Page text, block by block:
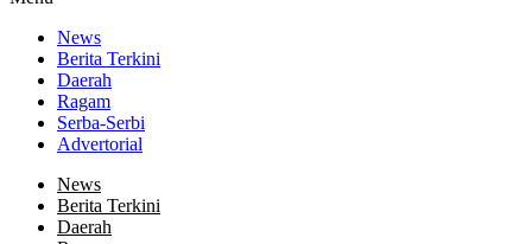
News
Berita Terkini
Daerah
Ragam
Serba-Serbi
Advertorial
News
Berita Terkini
Daerah